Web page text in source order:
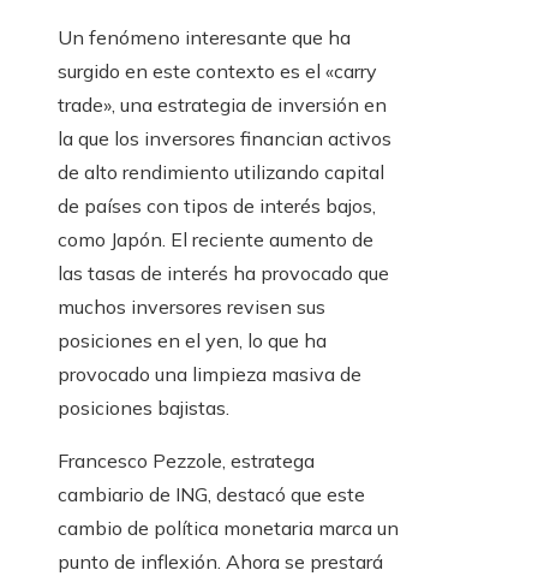
Un fenómeno interesante que ha
surgido en este contexto es el «carry
trade», una estrategia de inversión en
la que los inversores financian activos
de alto rendimiento utilizando capital
de países con tipos de interés bajos,
como Japón. El reciente aumento de
las tasas de interés ha provocado que
muchos inversores revisen sus
posiciones en el yen, lo que ha
provocado una limpieza masiva de
posiciones bajistas.
Francesco Pezzole, estratega
cambiario de ING, destacó que este
cambio de política monetaria marca un
punto de inflexión. Ahora se prestará